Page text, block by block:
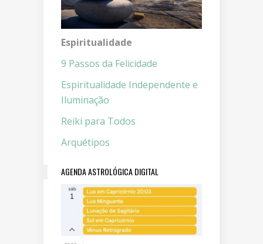
Espiritualidade
9 Passos da Felicidade
Espiritualidade Independente e
Iluminação
Reiki para Todos
Arquétipos
AGENDA ASTROLÓGICA DIGITAL